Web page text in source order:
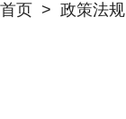
首页 > 政策法规